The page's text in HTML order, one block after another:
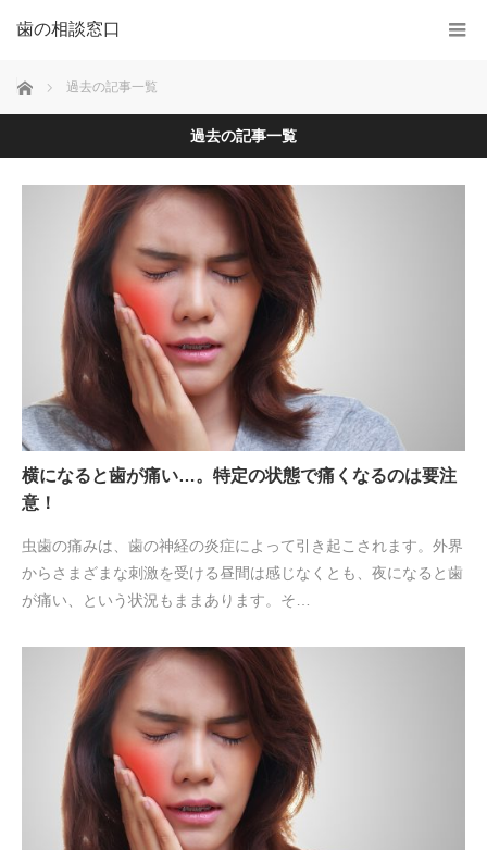
歯の相談窓口
ホーム 過去の記事一覧
過去の記事一覧
横になると歯が痛い…。特定の状態で痛くなるのは要注
意！
虫歯の痛みは、歯の神経の炎症によって引き起こされます。外界
からさまざまな刺激を受ける昼間は感じなくとも、夜になると歯
が痛い、という状況もままあります。そ…